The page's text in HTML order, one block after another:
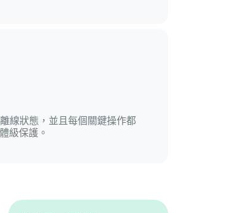
線狀態，並且每個關鍵操作都
級保護。